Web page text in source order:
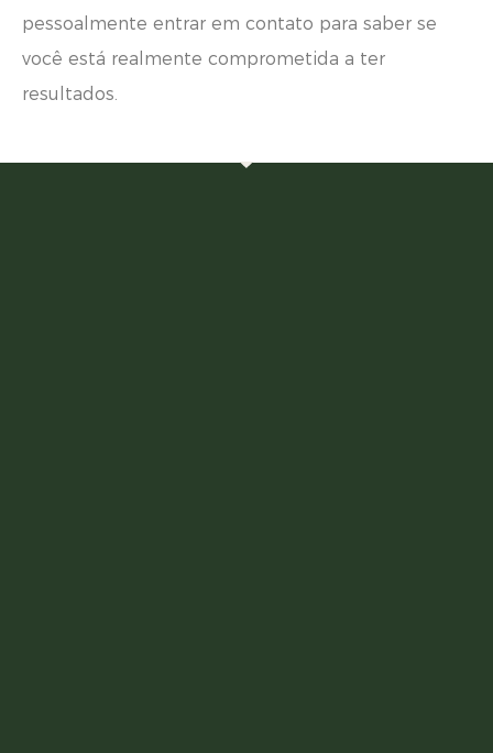
pessoalmente entrar em contato para saber se
você está realmente comprometida a ter
resultados.